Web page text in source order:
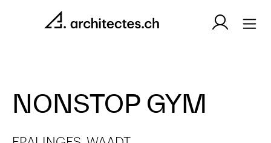
NONSTOP GYM